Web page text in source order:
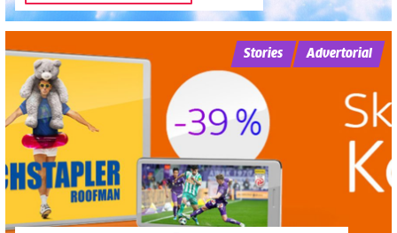
Stories Advertorial